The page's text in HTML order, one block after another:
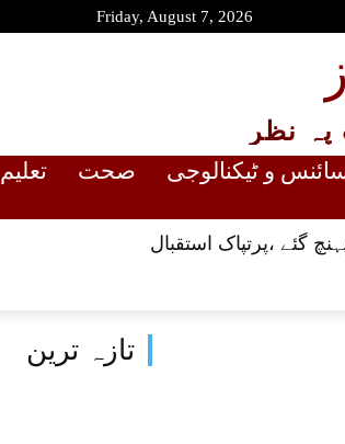
Friday, August 7, 2026
نظر
و ٹیکنالوجی صحت تعلیم
،پرتپاک استقبال
تازہ ترین